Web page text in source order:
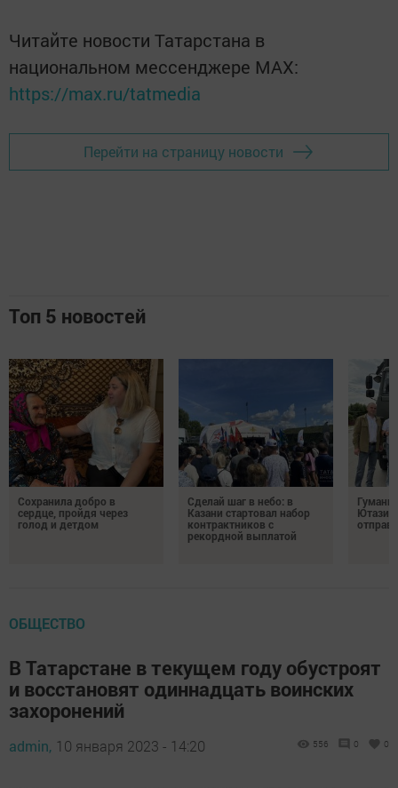
Читайте новости Татарстана в
национальном мессенджере MАХ:
https://max.ru/tatmedia
Перейти на страницу новости
Топ 5 новостей
Сохранила добро в
сердце, пройдя через
голод и детдом
Сделай шаг в небо: в
Казани стартовал набор
контрактников с
рекордной выплатой
ОБЩЕСТВО
В Татарстане в текущем году обустроят
и восстановят одиннадцать воинских
захоронений
admin, 10 января 2023 - 14:20 556 0 0